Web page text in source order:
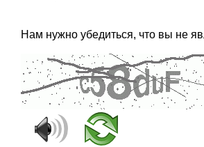
Нам нужно убедиться, что вы не